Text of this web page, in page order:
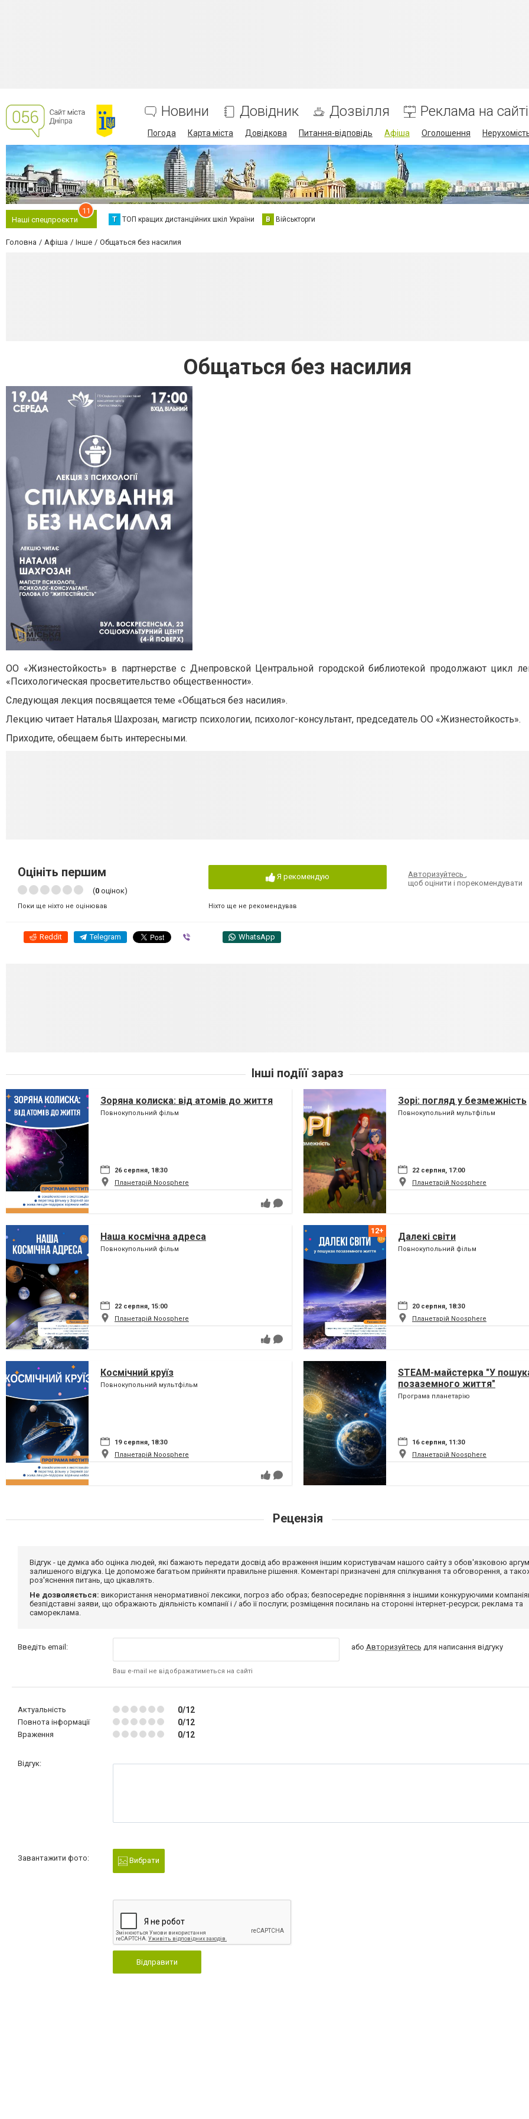
Новини Довідник Дозвілля Реклама на сайті
Погода Карта міста Довідкова Питання-відповідь Афіша Оголошення
Наші спецпроєкти
11
Т ТОП кращих дистанційних шкіл України В Військторги
Головна Афіша Інше Общаться без насилия
Общаться без насилия
ОО «Жизнестойкость» в партнерстве с Днепровской Центральной городской библиотекой продолжают цикл
«Психологическая просветительство общественности».
Следующая лекция посвящается теме «Общаться без насилия».
Лекцию читает Наталья Шахрозан, магистр психологии, психолог-консультант, председатель ОО «Жизнестойкость».
Приходите, обещаем быть интересными.
Оцініть першим
(0 оцінок)
Поки ще ніхто не оцінював
Я рекомендую
Ніхто ще не рекомендував
Авторизуйтесь,
щоб оцінити і порекомендувати
Reddit Telegram WhatsApp
Інші подіїї зараз
Зоряна колиска: від атомів до життя
Повнокупольний фільм
26 серпня, 18:30
Планетарій Noosphere
Зорі: погляд у безмежність
Повнокупольний мультфільм
22 серпня, 17:00
Планетарій Noosphere
Наша космічна адреса
Повнокупольний фільм
22 серпня, 15:00
Планетарій Noosphere
Далекі світи
Повнокупольний фільм
20 серпня, 18:30
Планетарій Noosphere
Космічний круїз
Повнокупольний мультфільм
19 серпня, 18:30
Планетарій Noosphere
STEAM-майстерка "У
позаземного життя"
Програма планетарію
16 серпня, 11:30
Планетарій Noosphere
Рецензія
Відгук - це думка або оцінка людей, які бажають передати досвід або враження іншим користувачам нашого сайту з обов'язковою
залишеного відгука. Це допоможе багатьом прийняти правильне рішення. Коментарі призначені для спілкування та обговорення, а
роз'яснення питань, що цікавлять.
Не дозволяється: використання ненормативної лексики, погроз або образ; безпосереднє порівняння з іншими конкуруючими
безпідставні заяви, що ображають діяльність компанії і / або її послуги; розміщення посилань на сторонні інтернет-ресурси; реклама та
самореклама.
Введіть email:
Ваш e-mail не відображатиметься на сайті
або Авторизуйтесь для написання відгуку
Актуальність 0/12
Повнота інформації 0/12
Враження 0/12
Відгук:
Завантажити фото: Вибрати
Відправити